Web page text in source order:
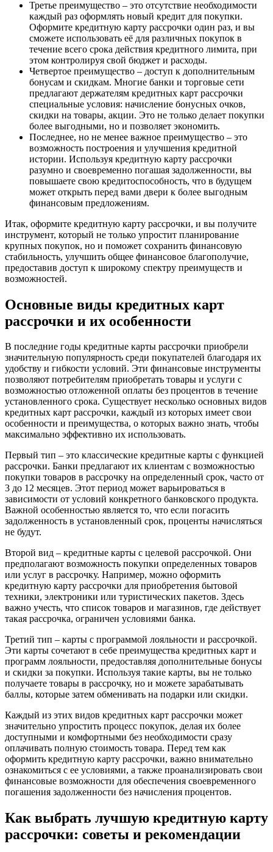
Третье преимущество – это отсутствие необходимости
каждый раз оформлять новый кредит для покупки.
Оформите кредитную карту рассрочки один раз, и вы
сможете использовать её для различных покупок в
течение всего срока действия кредитного лимита, при
этом контролируя свой бюджет и расходы.
Четвертое преимущество – доступ к дополнительным
бонусам и скидкам. Многие банки и торговые сети
предлагают держателям кредитных карт рассрочки
специальные условия: начисление бонусных очков,
скидки на товары, акции. Это не только делает покупки
более выгодными, но и позволяет экономить.
Последнее, но не менее важное преимущество – это
возможность построения и улучшения кредитной
истории. Используя кредитную карту рассрочки
разумно и своевременно погашая задолженности, вы
повышаете свою кредитоспособность, что в будущем
может открыть перед вами двери к более выгодным
финансовым предложениям.
Итак, оформите кредитную карту рассрочки, и вы получите
инструмент, который не только упростит планирование
крупных покупок, но и поможет сохранить финансовую
стабильность, улучшить общее финансовое благополучие,
предоставив доступ к широкому спектру преимуществ и
возможностей.
Основные виды кредитных карт
рассрочки и их особенности
В последние годы кредитные карты рассрочки приобрели
значительную популярность среди покупателей благодаря их
удобству и гибкости условий. Эти финансовые инструменты
позволяют потребителям приобретать товары и услуги с
возможностью отложенной оплаты без процентов в течение
установленного срока. Существует несколько основных видов
кредитных карт рассрочки, каждый из которых имеет свои
особенности и преимущества, о которых важно знать, чтобы
максимально эффективно их использовать.
Первый тип – это классические кредитные карты с функцией
рассрочки. Банки предлагают их клиентам с возможностью
покупки товаров в рассрочку на определенный срок, часто от
3 до 12 месяцев. Этот период может варьироваться в
зависимости от условий конкретного банковского продукта.
Важной особенностью является то, что если погасить
задолженность в установленный срок, проценты начисляться
не будут.
Второй вид – кредитные карты с целевой рассрочкой. Они
предполагают возможность покупки определенных товаров
или услуг в рассрочку. Например, можно оформить
кредитную карту рассрочки для приобретения бытовой
техники, электроники или туристических пакетов. Здесь
важно учесть, что список товаров и магазинов, где действует
такая рассрочка, ограничен условиями банка.
Третий тип – карты с программой лояльности и рассрочкой.
Эти карты сочетают в себе преимущества кредитных карт и
программ лояльности, предоставляя дополнительные бонусы
и скидки за покупки. Используя такие карты, вы не только
получаете товары в рассрочку, но и можете зарабатывать
баллы, которые затем обменивать на подарки или скидки.
Каждый из этих видов кредитных карт рассрочки может
значительно упростить процесс покупок, делая их более
доступными и комфортными без необходимости сразу
оплачивать полную стоимость товара. Перед тем как
оформить кредитную карту рассрочки, важно внимательно
ознакомиться с ее условиями, а также проанализировать свои
финансовые возможности для обеспечения своевременного
погашения задолженности без начисления процентов.
Как выбрать лучшую кредитную карту
рассрочки: советы и рекомендации